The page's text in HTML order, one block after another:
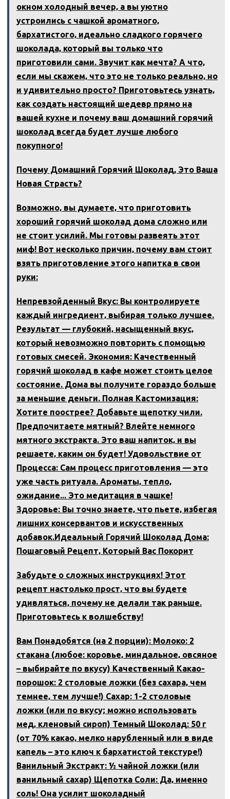
окном холодный вечер‚ а вы уютно
устроились с чашкой ароматного‚
бархатистого‚ идеально сладкого горячего
шоколада‚ который вы только что
приготовили сами. Звучит как мечта? А что‚
если мы скажем‚ что это не только реально‚ но
и удивительно просто? Приготовьтесь узнать‚
как создать настоящий шедевр прямо на
вашей кухне и почему ваш домашний горячий
шоколад всегда будет лучше любого
покупного!
Почему Домашний Горячий Шоколад, Это Ваша
Новая Страсть?
Возможно‚ вы думаете‚ что приготовить
хороший горячий шоколад дома сложно или
не стоит усилий. Мы готовы развеять этот
миф! Вот несколько причин‚ почему вам стоит
взять приготовление этого напитка в свои
руки:
Непревзойденный Вкус: Вы контролируете
каждый ингредиент‚ выбирая только лучшее.
Результат — глубокий‚ насыщенный вкус‚
который невозможно повторить с помощью
готовых смесей. Экономия: Качественный
горячий шоколад в кафе может стоить целое
состояние. Дома вы получите гораздо больше
за меньшие деньги. Полная Кастомизация:
Хотите поострее? Добавьте щепотку чили.
Предпочитаете мятный? Влейте немного
мятного экстракта. Это ваш напиток‚ и вы
решаете‚ каким он будет! Удовольствие от
Процесса: Сам процесс приготовления — это
уже часть ритуала. Ароматы‚ тепло‚
ожидание... Это медитация в чашке!
Здоровье: Вы точно знаете‚ что пьете‚ избегая
лишних консервантов и искусственных
добавок.Идеальный Горячий Шоколад Дома:
Пошаговый Рецепт‚ Который Вас Покорит
Забудьте о сложных инструкциях! Этот
рецепт настолько прост‚ что вы будете
удивляться‚ почему не делали так раньше.
Приготовьтесь к волшебству!
Вам Понадобятся (на 2 порции): Молоко: 2
стакана (любое: коровье‚ миндальное‚ овсяное
– выбирайте по вкусу) Качественный Какао-
порошок: 2 столовые ложки (без сахара‚ чем
темнее‚ тем лучше!) Сахар: 1-2 столовые
ложки (или по вкусу; можно использовать
мед‚ кленовый сироп) Темный Шоколад: 50 г
(от 70% какао‚ мелко нарубленный или в виде
капель – это ключ к бархатистой текстуре!)
Ванильный Экстракт: ½ чайной ложки (или
ванильный сахар) Щепотка Соли: Да‚ именно
соль! Она усилит шоколадный